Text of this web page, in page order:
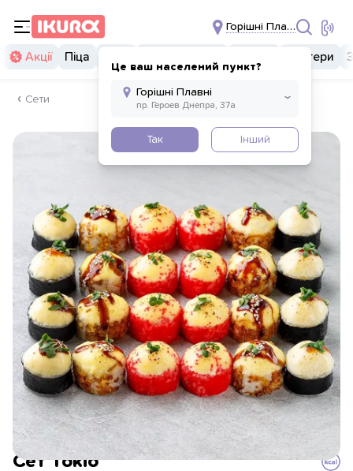
Горішні Плавні
Це ваш населений пункт?
Так Інший
Акції Піца Бургери
Сети
Сет Токіо